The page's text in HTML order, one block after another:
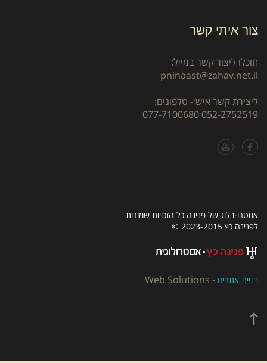
צור איתי קשר
תוכלו ליצור קשר במייל:
pninaast@zahav.net.il
ליצירת קשר אישי- טלפונים:
052-2752519
077-7100680
אסטרו-בלוג של פנינה כל הזכויות שמורות
לפנינה כץ 2023-2015 ©
בניית אתרים -
Web Solutions